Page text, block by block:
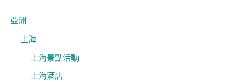
字
亞洲
上海
上海景點活動
上海酒店